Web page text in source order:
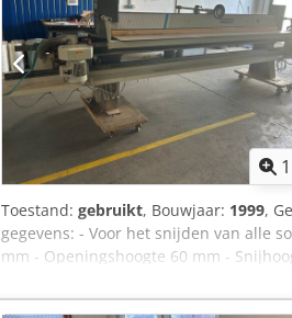
1
Toestand: gebruikt, Bouwjaar: 1999,
gegevens: - Voor het snijden van alle
mm - Openingshoogte 60 mm -
Zaagbladdiameter 180 x 16 mm
met de zaagunit - Horizontaal en